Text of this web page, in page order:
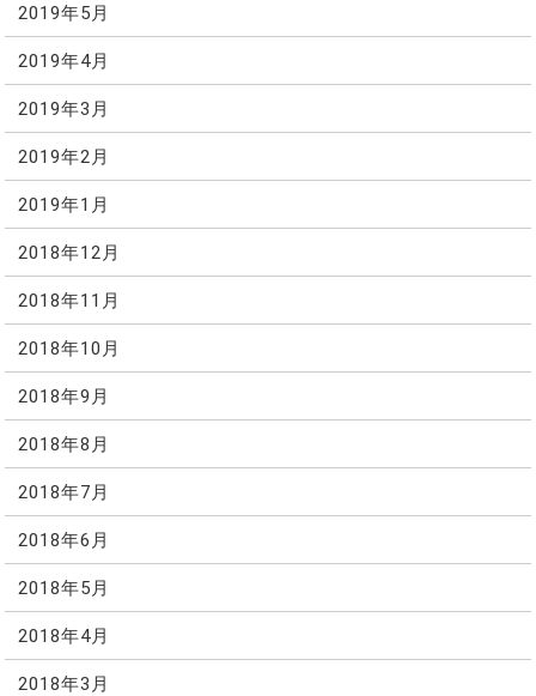
2019年5月
2019年4月
2019年3月
2019年2月
2019年1月
2018年12月
2018年11月
2018年10月
2018年9月
2018年8月
2018年7月
2018年6月
2018年5月
2018年4月
2018年3月